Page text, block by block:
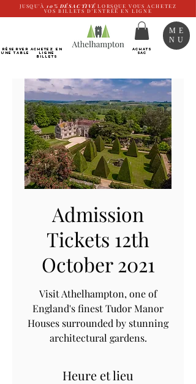
JUSQU'À 10% DÉSACTIVÉ LORSQUE VOUS ACHETEZ
VOS BILLETS D'ENTRÉE EN LIGNE
RÉSERVER
UNE TABLE
Achetez EN
LIGNE
Billets
ACHATS
SAC
ME
NU
Admission
Tickets 12th
October 2021
Visit Athelhampton, one of
England's finest Tudor Manor
Houses surrounded by stunning
architectural gardens.
Heure et lieu